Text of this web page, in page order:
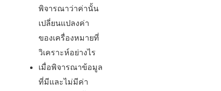
พิจารณาว่าค่านั้น
เปลี่ยนแปลงค่า
ของเครื่องหมายที่
วิเคราะห์อย่างไร
เมื่อพิจารณาข้อมูล
ที่มีและไม่มีค่า